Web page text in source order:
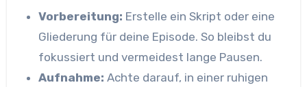
Vorbereitung: Erstelle ein Skript oder eine
Gliederung für deine Episode. So bleibst du
fokussiert und vermeidest lange Pausen.
Aufnahme: Achte darauf, in einer ruhigen